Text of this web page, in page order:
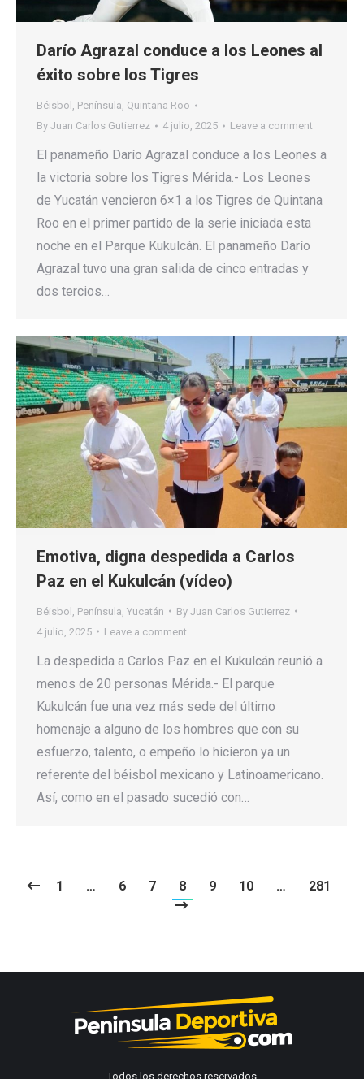
Darío Agrazal conduce a los Leones al
éxito sobre los Tigres
Béisbol , Península, Quintana Roo
By Juan Carlos Gutierrez 4 julio, 2025 Leave a comment
El panameño Darío Agrazal conduce a los Leones a
la victoria sobre los Tigres Mérida.- Los Leones
de Yucatán vencieron 6×1 a los Tigres de Quintana
Roo en el primer partido de la serie iniciada esta
noche en el Parque Kukulcán. El panameño Darío
Agrazal tuvo una gran salida de cinco entradas y
dos tercios…
Emotiva, digna despedida a Carlos
Paz en el Kukulcán (vídeo)
Béisbol Península Yucatán By Juan Carlos Gutierrez
4 julio, 2025
Leave a comment
La despedida a Carlos Paz en el Kukulcán reunió a
menos de 20 personas Mérida.- El parque
Kukulcán fue una vez más sede del último
homenaje a alguno de los hombres que con su
esfuerzo, talento, o empeño lo hicieron ya un
referente del béisbol mexicano y Latinoamericano.
Así, como en el pasado sucedió con…
1 … 6 7 8 9 10 … 281
Todos los derechos reservados